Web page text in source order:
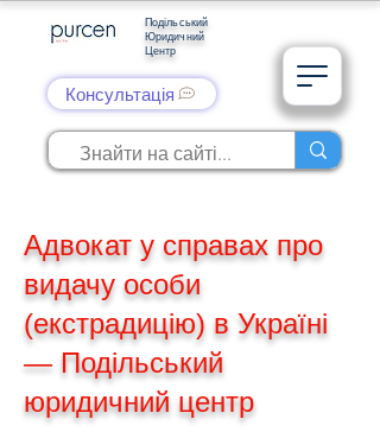
Подільський
Юридичний
Центр
Консультація
Адвокат у справах про
видачу особи
(екстрадицію) в Україні
— Подільський
юридичний центр